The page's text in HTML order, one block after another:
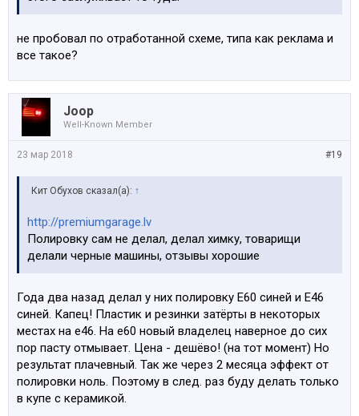
не пробовал по отработанной схеме, типа как реклама и
все такое?
Joop
Well-Known Member
#19
23 мар 2018
Кит Обухов сказал(а): ↑
http://premiumgarage.lv
Полировку сам не делал, делал химку, товарищи
делали черные машины, отзывы хорошие
Года два назад делал у них полировку Е60 синей и Е46
синей. Капец! Пластик и резинки затёрты в некоторых
местах на е46. На е60 новый владелец наверное до сих
пор пасту отмывает. Цена - дешёво! (на тот момент) Но
результат плачевный. Так же через 2 месяца эффект от
полировки ноль. Поэтому в след. раз буду делать только
в купе с керамикой.